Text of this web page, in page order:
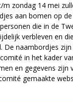
m zondag 14 mei
aan bomen op
die in de
verbleven en
De naambordjes
in het kader
en gegevens zijn
gemaakte